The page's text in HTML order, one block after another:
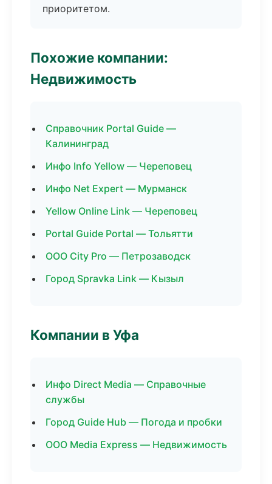
приоритетом.
Похожие компании:
Недвижимость
Справочник Portal Guide —
Калининград
Инфо Info Yellow — Череповец
Инфо Net Expert — Мурманск
Yellow Online Link — Череповец
Portal Guide Portal — Тольятти
ООО City Pro — Петрозаводск
Город Spravka Link — Кызыл
Компании в Уфа
Инфо Direct Media — Справочные
службы
Город Guide Hub — Погода и пробки
ООО Media Express — Недвижимость